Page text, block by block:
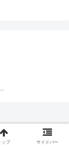
ップ サイドバー